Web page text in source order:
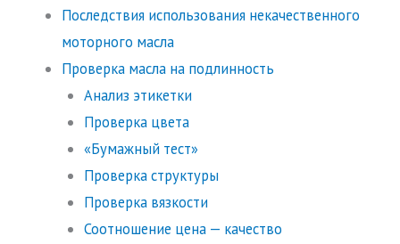
Последствия использования некачественного
моторного масла
Проверка масла на подлинность
Анализ этикетки
Проверка цвета
«Бумажный тест»
Проверка структуры
Проверка вязкости
Соотношение цена — качество